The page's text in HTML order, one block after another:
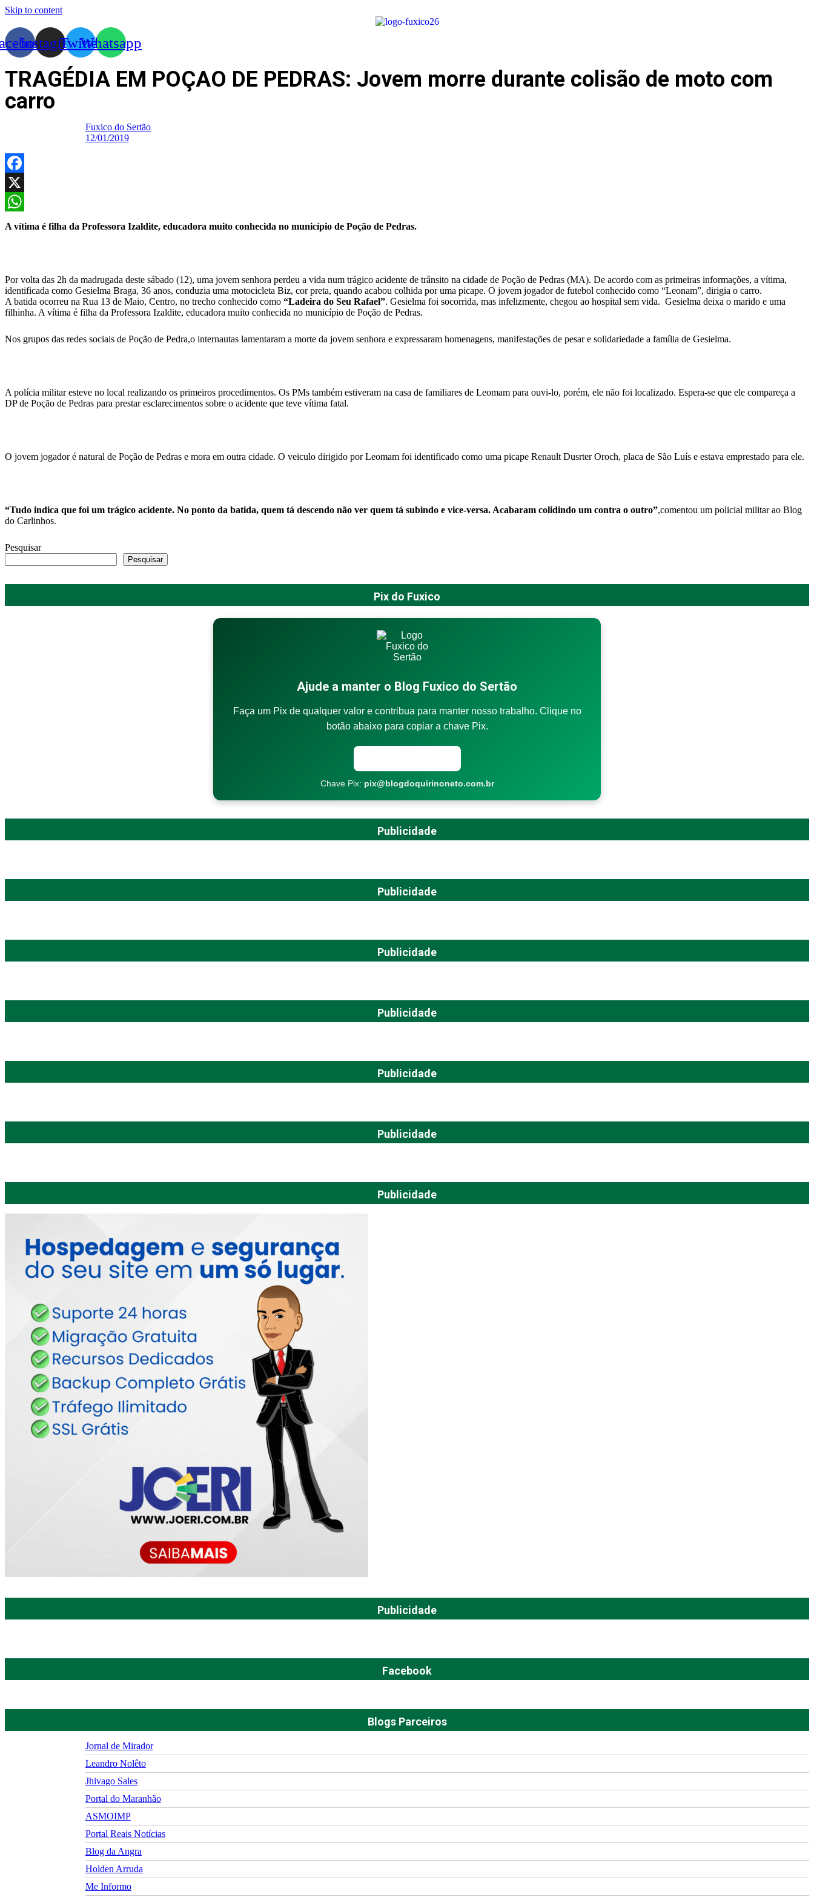
Skip to content
InstagramTwitterWhatsapp
TRAGÉDIA EM POÇAO DE PEDRAS: Jovem morre durante colisão de moto com
carro
Fuxico do Sertão
12/01/2019
Facebook
X
WhatsApp
A vítima é filha da Professora Izaldite, educadora muito conhecida no município de Poção de Pedras.
Por volta das 2h da madrugada deste sábado (12), uma jovem senhora perdeu a vida num trágico acidente de trânsito na cidade de Poção de Pedras (MA). De acordo com as primeiras informações, a vítima,
identificada como Gesielma Braga, 36 anos, conduzia uma motocicleta Biz, cor preta, quando acabou colhida por uma picape. O jovem jogador de futebol conhecido como “Leonam”, dirigia o carro.
A batida ocorreu na Rua 13 de Maio, Centro, no trecho conhecido como “Ladeira do Seu Rafael”. Gesielma foi socorrida, mas infelizmente, chegou ao hospital sem vida. Gesielma deixa o marido e uma
filhinha. A vítima é filha da Professora Izaldite, educadora muito conhecida no município de Poção de Pedras.
Nos grupos das redes sociais de Poção de Pedra,o internautas lamentaram a morte da jovem senhora e expressaram homenagens, manifestações de pesar e solidariedade a família de Gesielma.
A polícia militar esteve no local realizando os primeiros procedimentos. Os PMs também estiveram na casa de familiares de Leomam para ouvi-lo, porém, ele não foi localizado. Espera-se que ele compareça a
DP de Poção de Pedras para prestar esclarecimentos sobre o acidente que teve vítima fatal.
O jovem jogador é natural de Poção de Pedras e mora em outra cidade. O veiculo dirigido por Leomam foi identificado como uma picape Renault Dusrter Oroch, placa de São Luís e estava emprestado para ele.
“Tudo indica que foi um trágico acidente. No ponto da batida, quem tá descendo não ver quem tá subindo e vice-versa. Acabaram colidindo um contra o outro”,comentou um policial militar ao Blog
do Carlinhos.
Pesquisar
Pesquisar
Pix do Fuxico
Ajude a manter o Blog Fuxico do Sertão
Faça um Pix de qualquer valor e contribua para manter nosso trabalho. Clique no
botão abaixo para copiar a chave Pix.
Chave Pix: pix@blogdoquirinoneto.com.br
Publicidade
Publicidade
Publicidade
Publicidade
Publicidade
Publicidade
Publicidade
Publicidade
Facebook
Blogs Parceiros
Jornal de Mirador
Leandro Nolêto
Jhivago Sales
Portal do Maranhão
ASMOIMP
Portal Reais Notí­cias
Blog da Angra
Holden Arruda
Me Informo